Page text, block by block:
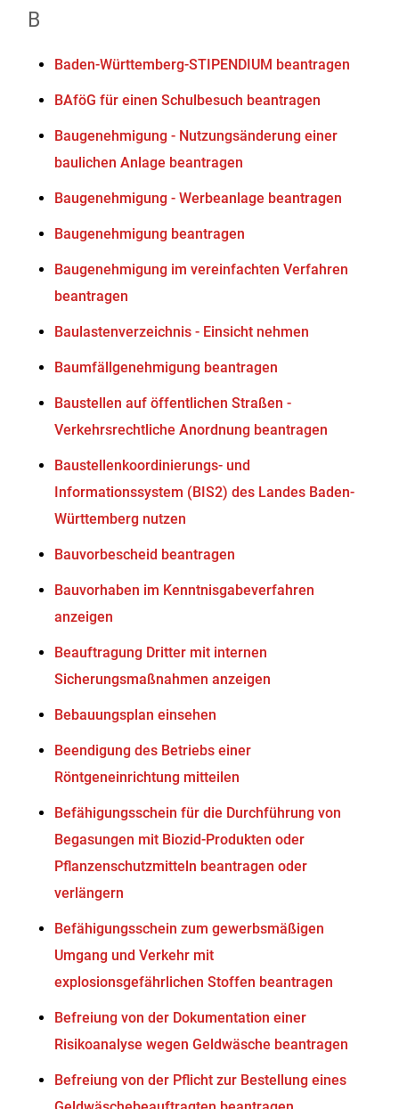
B
Baden-Württemberg-STIPENDIUM beantragen
BAföG für einen Schulbesuch beantragen
Baugenehmigung - Nutzungsänderung einer
baulichen Anlage beantragen
Baugenehmigung - Werbeanlage beantragen
Baugenehmigung beantragen
Baugenehmigung im vereinfachten Verfahren
beantragen
Baulastenverzeichnis - Einsicht nehmen
Baumfällgenehmigung beantragen
Baustellen auf öffentlichen Straßen -
Verkehrsrechtliche Anordnung beantragen
Baustellenkoordinierungs- und
Informationssystem (BIS2) des Landes Baden-
Württemberg nutzen
Bauvorbescheid beantragen
Bauvorhaben im Kenntnisgabeverfahren
anzeigen
Beauftragung Dritter mit internen
Sicherungsmaßnahmen anzeigen
Bebauungsplan einsehen
Beendigung des Betriebs einer
Röntgeneinrichtung mitteilen
Befähigungsschein für die Durchführung von
Begasungen mit Biozid-Produkten oder
Pflanzenschutzmitteln beantragen oder
verlängern
Befähigungsschein zum gewerbsmäßigen
Umgang und Verkehr mit
explosionsgefährlichen Stoffen beantragen
Befreiung von der Dokumentation einer
Risikoanalyse wegen Geldwäsche beantragen
Befreiung von der Pflicht zur Bestellung eines